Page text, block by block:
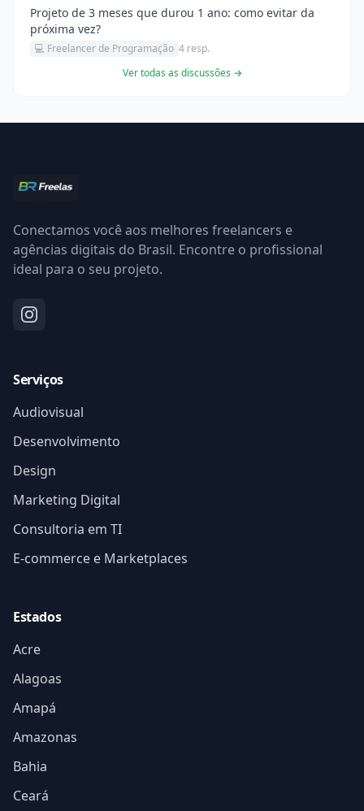
Projeto de 3 meses que durou 1 ano: como evitar da
próxima vez?
💻 Freelancer de Programação 4 resp.
Ver todas as discussões →
Conectamos você aos melhores freelancers e
agências digitais do Brasil. Encontre o profissional
ideal para o seu projeto.
Serviços
Audiovisual
Desenvolvimento
Design
Marketing Digital
Consultoria em TI
E-commerce e Marketplaces
Estados
Acre
Alagoas
Amapá
Amazonas
Bahia
Ceará